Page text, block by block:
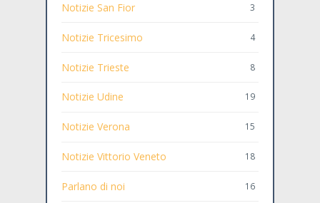
Notizie San Fior 3
Notizie Tricesimo 4
Notizie Trieste 8
Notizie Udine 19
Notizie Verona 15
Notizie Vittorio Veneto 18
Parlano di noi 16